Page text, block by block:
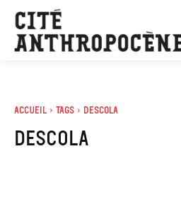
Accueil Tags Descola
descola